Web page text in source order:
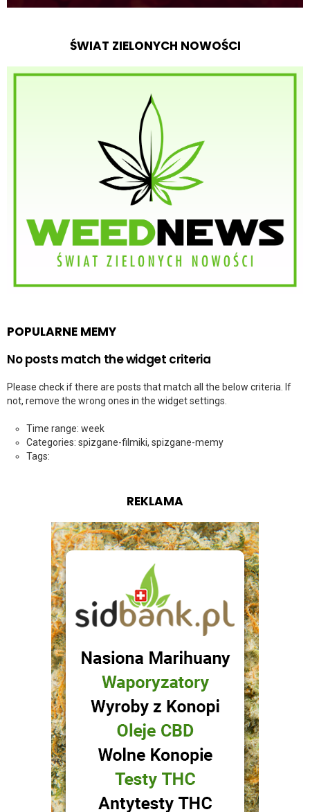
ŚWIAT ZIELONYCH NOWOŚCI
POPULARNE MEMY
No posts match the widget criteria
Please check if there are posts that match all the below criteria. If
not, remove the wrong ones in the widget settings.
Time range: week
Categories: spizgane-filmiki, spizgane-memy
Tags:
REKLAMA